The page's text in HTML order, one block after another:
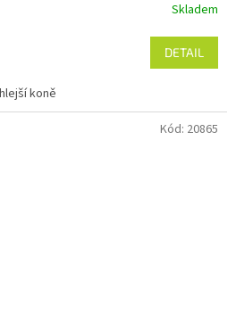
Skladem
DETAIL
koně
Kód: 20865